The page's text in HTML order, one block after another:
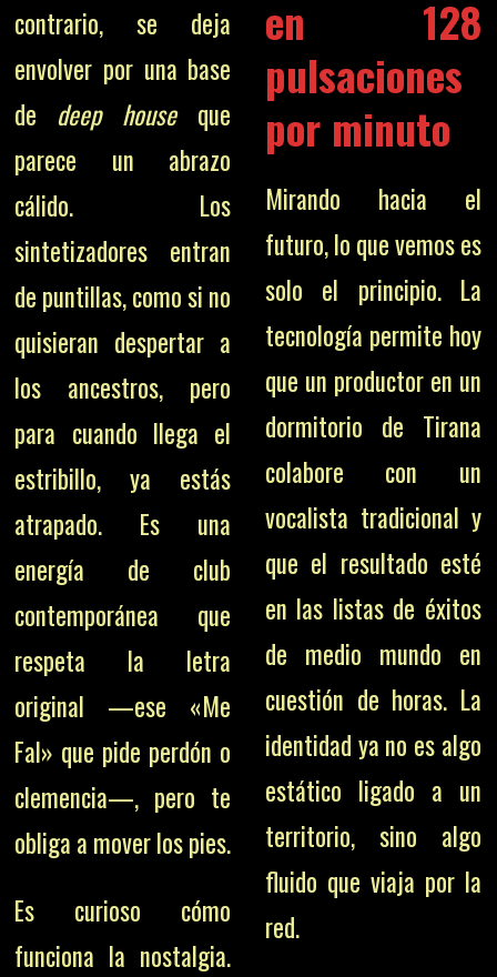
contrario, se deja
envolver por una base
de deep houseque
parece un abrazo
cálido. Los
sintetizadores entran
de puntillas, como si no
quisieran despertar a
los ancestros, pero
para cuando llega el
estribillo, ya estás
atrapado. Es una
energía de club
contemporánea que
respeta la letra
original —ese «Me
Fal» que pide perdón o
clemencia—, pero te
obliga a mover los pies.
Es curioso cómo
funciona la nostalgia.
en 128
pulsaciones
por minuto
Mirando hacia el
futuro, lo que vemos es
solo el principio. La
tecnología permite hoy
que un productor en un
dormitorio de Tirana
colabore con un
vocalista tradicional y
que el resultado esté
en las listas de éxitos
de medio mundo en
cuestión de horas. La
identidad ya no es algo
estático ligado a un
territorio, sino algo
fluido que viaja por la
red.